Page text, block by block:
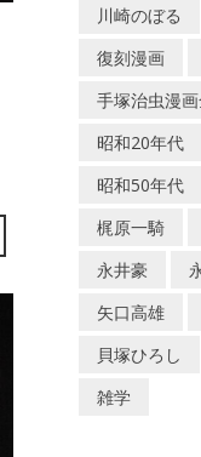
川崎のぼる
復刻漫画
手塚治虫漫
昭和20年代
昭和50年代
梶原一騎
永井豪
矢口高雄
貝塚ひろし
雑学